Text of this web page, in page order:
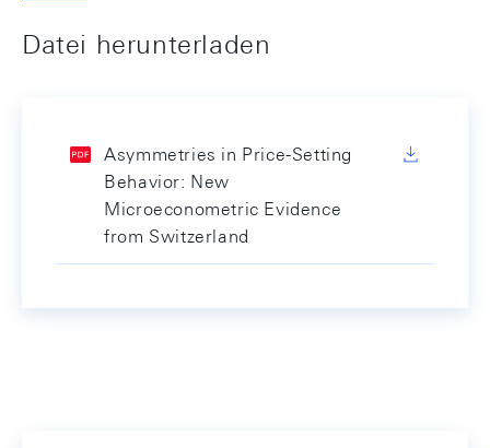
Datei herunterladen
Asymmetries in Price-Setting
Behavior: New
Microeconometric Evidence
from Switzerland